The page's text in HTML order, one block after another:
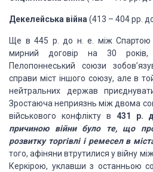
Декелейська війна (413 – 404 pp.
Ще в 445 р. до н. е. між Спартою
мирний договір на 30
Пелопоннеський союзи
справи міст іншого союзу, але в
нейтральних держав
Зростаюча неприязнь між двома
військового конфлікту в 431 р.
причиною війни було те, що
розвитку торгівлі і ремесел в
того, афіняни втрутилися у війну
Керкірою, уклавши з останньою